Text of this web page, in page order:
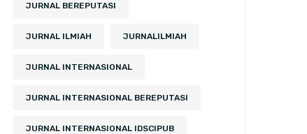
JURNAL BEREPUTASI
JURNAL ILMIAH JURNALILMIAH
JURNAL INTERNASIONAL
JURNAL INTERNASIONAL BEREPUTASI
JURNAL INTERNASIONAL IDSCIPUB